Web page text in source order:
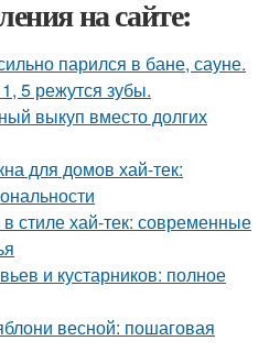
на сайте:
парился в бане, сауне.
5 режутся зубы.
выкуп вместо долгих
для домов хай-тек:
стиле хай-тек: современные
и кустарников: полное
весной: пошаговая